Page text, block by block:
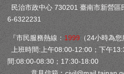
民治市政中心 730201 臺南市新
6-6322231
『市民服務熱線： 1999 （24小時為您
上班時間:上午08:00-12:00；下午
間:08:00-08:30；17:30-18:00